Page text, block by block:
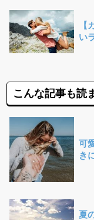
【
い
こんな記事も読
可
き
夏